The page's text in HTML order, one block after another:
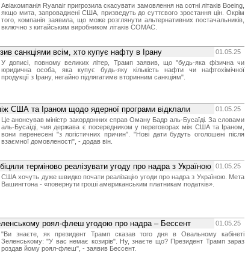
Авіакомпанія Ryanair пригрозила скасувати замовлення на сотні літаків Boeing,
якщо мита, запроваджені США, призведуть до суттєвого зростання цін. Окрім
того, компанія заявила, що може розглянути альтернативних постачальників,
включно з китайським виробником літаків COMAC.
санкціями всім, хто купує нафту в Ірану
01.05.25
У дописі, повному великих літер, Трамп заявив, що "будь-яка фізична чи
юридична особа, яка купує будь-яку кількість нафти чи нафтохімічної
продукції з Ірану, негайно підлягатиме вторинним санкціям".
США та Іраном щодо ядерної програми відклали
01.05.25
Це анонсував міністр закордонних справ Оману Бадр аль-Бусаїді. За словами
аль-Бусаїді, чия держава є посередником у переговорах між США та Іраном,
вони перенесені "з логістичних причин". "Нові дати будуть оголошені після
взаємної домовленості", - додав він.
терміново реалізувати угоду про надра з Україною 01.05.25
США хочуть дуже швидко почати реалізацію угоди про надра з Україною. Мета
Вашингтона - «повернути гроші американським платникам податків».
роял-флеш угодою про надра – Бессент
01.05.25
"Ви знаєте, як президент Трамп сказав того дня в Овальному кабінеті
Зеленському: "У вас немає козирів". Ну, знаєте що? Президент Трамп зараз
роздав йому роял-флеш", - заявив Бессент.